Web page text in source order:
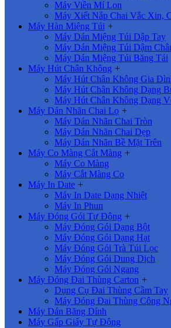
Máy Viền Mí Lon
Máy Xiết Nắp Chai Vắc Xin,
Máy Hàn Miệng Túi +
Máy Dán Miệng Túi Dập Tay
Máy Dán Miệng Túi Dậm
Máy Dán Miệng Túi Băng Tải
Máy Hút Chân Không +
Máy Hút Chân Không Gia
Máy Hút Chân Không Dạng
Máy Hút Chân Không Dạng
Máy Dán Nhãn Chai Lọ +
Máy Dán Nhãn Chai Tròn
Máy Dán Nhãn Chai Dẹp
Máy Dán Nhãn Bề Mặt Trên
Máy Co Màng Cắt Màng +
Máy Co Màng
Máy Cắt Màng Co
Máy In Date +
Máy In Date Dạng Nhiệt
Máy In Phun
Máy Đóng Gói Tự Động +
Máy Đóng Gói Dạng Bột
Máy Đóng Gói Dạng Hạt
Máy Đóng Gói Trà Túi Lọc
Máy Đóng Gói Dung Dịch
Máy Đóng Gói Ngang
Máy Đóng Đai Thùng Carton +
Dụng Cụ Đai Thùng Cầm Tay
Máy Đóng Đai Thùng Công
Máy Dán Băng Dính
Máy Gấp Giấy Tự Động